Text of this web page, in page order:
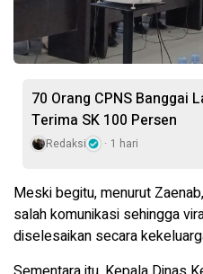
70 Orang CPNS Banggai
Terima SK 100 Persen
Redaksi 1 hari
Meski begitu, menurut
salah komunikasi sehingga
diselesaikan secara